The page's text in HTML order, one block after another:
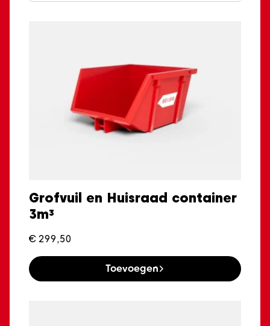
Grofvuil en Huisraad container
3m³
€ 299,50
Toevoegen